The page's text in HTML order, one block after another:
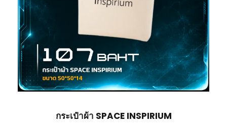
กระเป๋าผ้า SPACE INSPIRIUM